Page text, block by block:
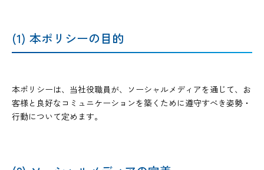
(1) 本ポリシーの目的
本ポリシーは、当社役職員が、ソーシャルメディアを通じて、お
客様と良好なコミュニケーションを築くために遵守すべき姿勢・
行動について定めます。